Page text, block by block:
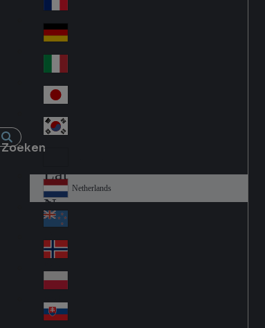
Zoeken
d
Fra
nc
e
Ge
an
y
Ital
y
Jap
an
Ko
Lat
in
A
me
ric
a
Ne
the
rla
nd
s
Netherlands
Ne
w
Ze
ala
nd
No
rw
ay
Pol
an